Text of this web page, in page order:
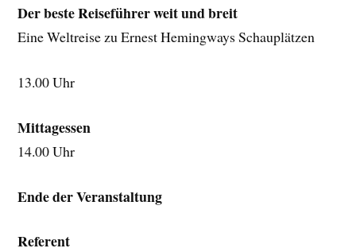
Der beste Reiseführer weit und breit
Eine Weltreise zu Ernest Hemingways Schauplätzen
13.00 Uhr
Mittagessen
14.00 Uhr
Ende der Veranstaltung
Referent